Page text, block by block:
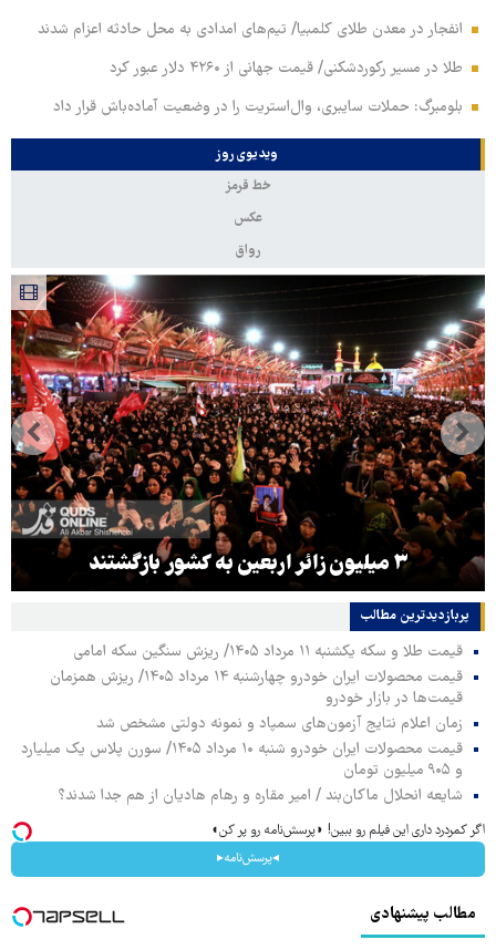
انفجار در معدن طلای کلمبیا/ تیم‌های امدادی به محل حادثه اعزام شدند
طلا در مسیر رکوردشکنی/ قیمت جهانی از ۴۲۶۰ دلار عبور کرد
بلومبرگ: حملات سایبری، وال‌استریت را در وضعیت آماده‌باش قرار داد
ویدیوی روز
خط قرمز
عکس
رواق
۳ میلیون زائر اربعین به کشور بازگشتند
پربازدیدترین‌ مطالب
قیمت طلا و سکه یکشنبه ۱۱ مرداد ۱۴۰۵/ ریزش سنگین سکه امامی
قیمت محصولات ایران خودرو چهارشنبه ۱۴ مرداد ۱۴۰۵/ ریزش همزمان
قیمت‌ها در بازار خودرو
زمان اعلام نتایج آزمون‌های سمپاد و نمونه دولتی مشخص شد
قیمت محصولات ایران خودرو شنبه ۱۰ مرداد ۱۴۰۵/ سورن پلاس یک میلیارد
و ۹۰۵ میلیون تومان
شایعه انحلال ماکان‌بند / امیر مقاره و رهام هادیان از هم جدا شدند؟
اگر کمردرد داری این فیلم رو ببین! ◗پرسش‌نامه رو پر کن◖
◂پرسش‌نامه▸
مطالب پیشنهادی